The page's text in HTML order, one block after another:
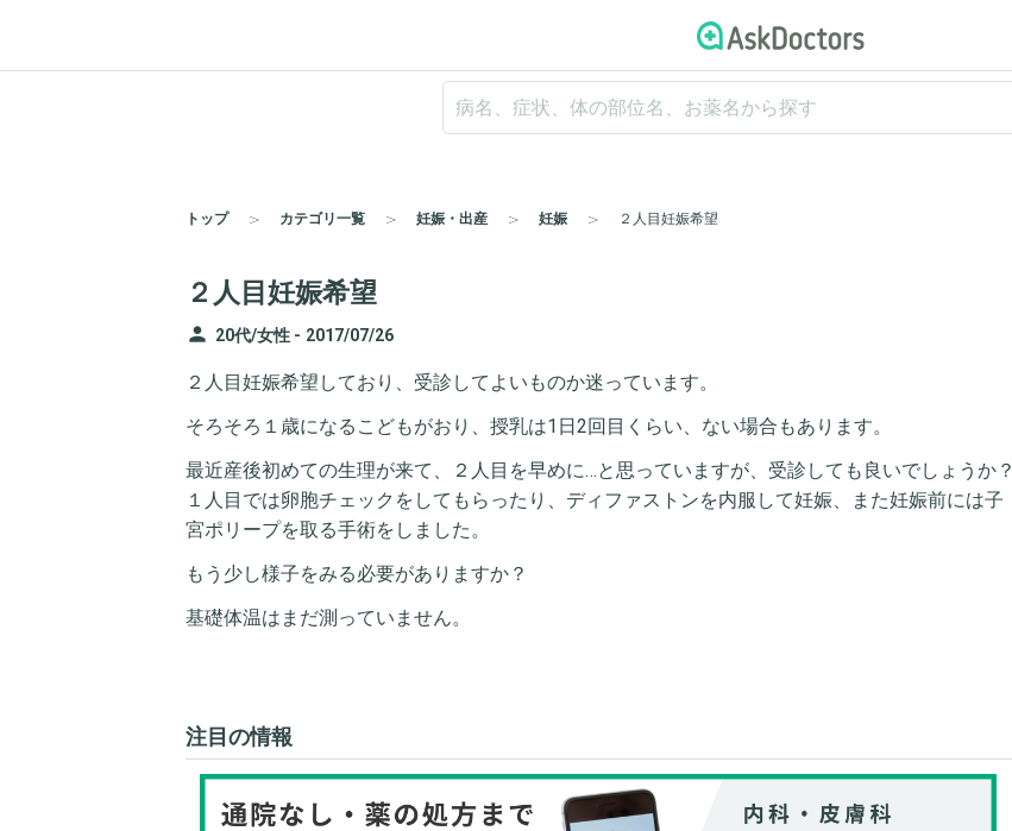
トップ カテゴリ一覧 妊娠・出産 妊娠 ２人目妊娠希望
２人目妊娠希望
person 20代/女性 - 2017/07/26
２人目妊娠希望しており、受診してよいものか迷っています。
そろそろ１歳になるこどもがおり、授乳は1日2回目くらい、ない場合もあります。
最近産後初めての生理が来て、２人目を早めに…と思っていますが、受診しても良いでしょうか？
１人目では卵胞チェックをしてもらったり、ディファストンを内服して妊娠、また妊娠前には子
宮ポリープを取る手術をしました。
もう少し様子をみる必要がありますか？
基礎体温はまだ測っていません。
注目の情報